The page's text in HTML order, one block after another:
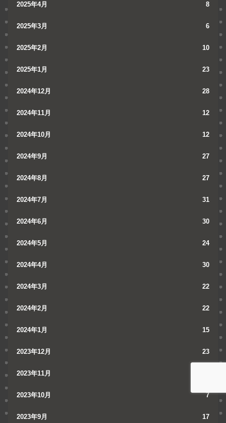
2025年4月 8
2025年3月 6
2025年2月 10
2025年1月 23
2024年12月 28
2024年11月 12
2024年10月 12
2024年9月 27
2024年8月 27
2024年7月 31
2024年6月 30
2024年5月 24
2024年4月 30
2024年3月 22
2024年2月 22
2024年1月 15
2023年12月 23
2023年11月
2023年10月 7
2023年9月 17